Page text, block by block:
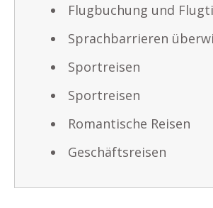
Flugbuchung und
Sprachbarrieren
Sportreisen
Sportreisen
Romantische Reisen
Geschäftsreisen